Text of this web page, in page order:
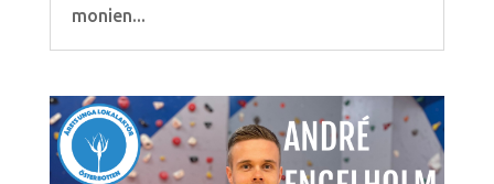
monien...